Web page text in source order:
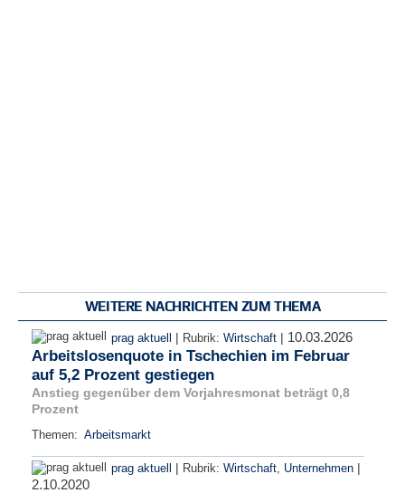
WEITERE NACHRICHTEN ZUM THEMA
prag aktuell | Rubrik: Wirtschaft | 10.03.2026
Arbeitslosenquote in Tschechien im Februar
auf 5,2 Prozent gestiegen
Anstieg gegenüber dem Vorjahresmonat beträgt 0,8
Prozent
Themen: Arbeitsmarkt
prag aktuell | Rubrik: Wirtschaft Unternehmen |
2.10.2020